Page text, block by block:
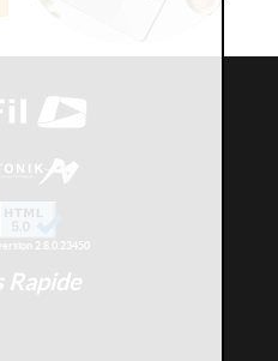
2.8.0.23450
Rapide